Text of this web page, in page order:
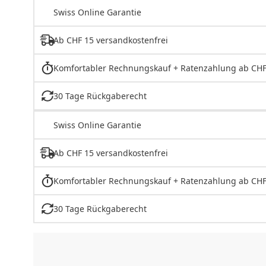
Swiss Online Garantie
Ab CHF 15 versandkostenfrei
Komfortabler Rechnungskauf + Ratenzahlung ab
30 Tage Rückgaberecht
Swiss Online Garantie
Ab CHF 15 versandkostenfrei
Komfortabler Rechnungskauf + Ratenzahlung ab
30 Tage Rückgaberecht